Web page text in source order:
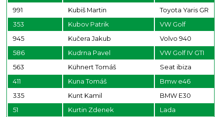
991
Kubiš Martin
Toyota Yaris GR
353
Kubov Patrik
VW Golf
945
Kučera Jakub
Volvo 940
586
Kudrna Pavel
VW Golf IV GTI
563
Kühnert Tomáš
Seat ibiza
411
Kuna Tomáš
Bmw e46
335
Kunt Kamil
BMW E30
51
Kurtin Zdenek
Lada